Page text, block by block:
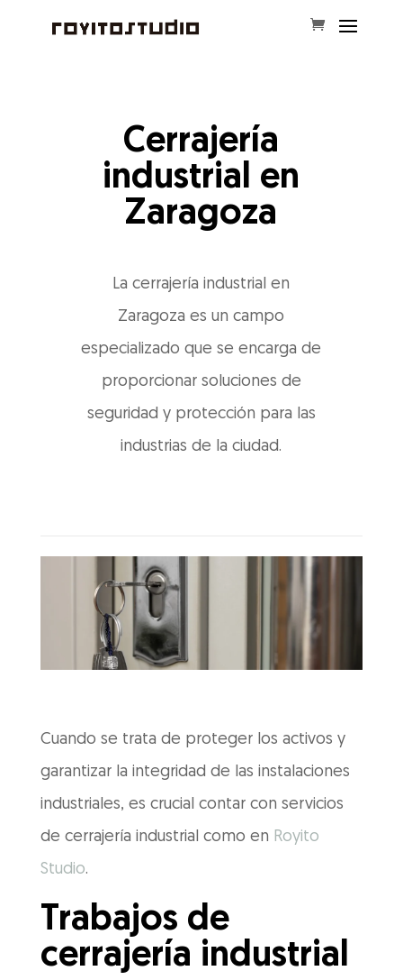
Cerrajería
industrial en
Zaragoza
La cerrajería industrial en
Zaragoza es un campo
especializado que se encarga de
proporcionar soluciones de
seguridad y protección para las
industrias de la ciudad.
Cuando se trata de proteger los activos y
garantizar la integridad de las instalaciones
industriales, es crucial contar con servicios
de cerrajería industrial como en Royito
Studio.
Trabajos de
cerrajería industrial